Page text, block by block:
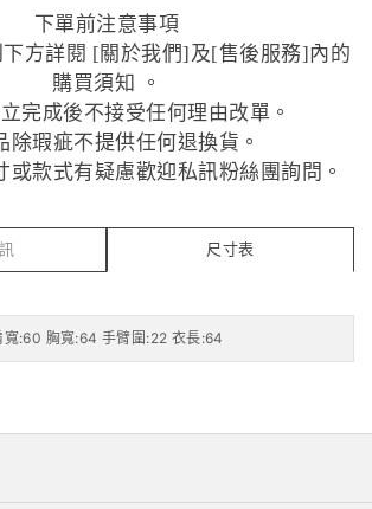
下單前注意事項
方詳閱 [關於我們]及[售後服務]內的
購買須知 。
完成後不接受任何理由改單。
除瑕疵不提供任何退換貨。
或款式有疑慮歡迎私訊粉絲團詢問。
尺寸表
寬:60 胸寬:64 手臂圍:22 衣長:64